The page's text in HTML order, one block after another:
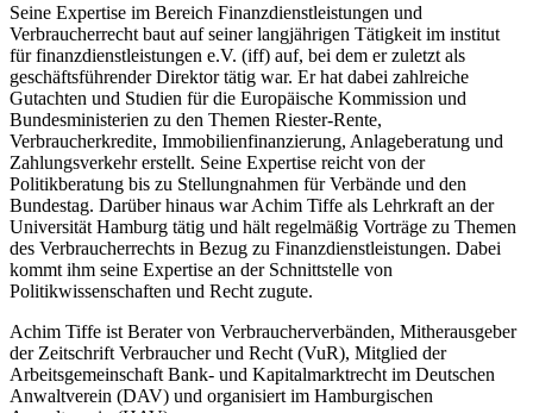
Seine Expertise im Bereich Finanzdienstleistungen und
Verbraucherrecht baut auf seiner langjährigen Tätigkeit im institut
für finanzdienstleistungen e.V. (iff) auf, bei dem er zuletzt als
geschäftsführender Direktor tätig war. Er hat dabei zahlreiche
Gutachten und Studien für die Europäische Kommission und
Bundesministerien zu den Themen Riester-Rente,
Verbraucherkredite, Immobilienfinanzierung, Anlageberatung und
Zahlungsverkehr erstellt. Seine Expertise reicht von der
Politikberatung bis zu Stellungnahmen für Verbände und den
Bundestag. Darüber hinaus war Achim Tiffe als Lehrkraft an der
Universität Hamburg tätig und hält regelmäßig Vorträge zu Themen
des Verbraucherrechts in Bezug zu Finanzdienstleistungen. Dabei
kommt ihm seine Expertise an der Schnittstelle von
Politikwissenschaften und Recht zugute.
Achim Tiffe ist Berater von Verbraucherverbänden, Mitherausgeber
der Zeitschrift Verbraucher und Recht (VuR), Mitglied der
Arbeitsgemeinschaft Bank- und Kapitalmarktrecht im Deutschen
Anwaltverein (DAV) und organisiert im Hamburgischen